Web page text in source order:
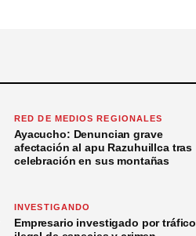
RED DE MEDIOS REGIONALES
Ayacucho: Denuncian grave
afectación al apu Razuhuillca tras
celebración en sus montañas
INVESTIGANDO
Empresario investigado por tráfico